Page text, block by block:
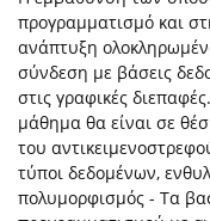
προγραμματισμό και
ανάπτυξη
σύνδεση με βάσεις
στις γραφικές
μάθημα θα είναι σε
του
τύποι δεδομένων,
πολυμορφισμός - Τα